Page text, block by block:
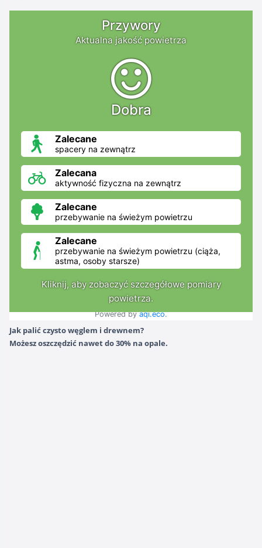
Jak palić czysto węglem i drewnem?
Możesz oszczędzić nawet do 30% na opale.